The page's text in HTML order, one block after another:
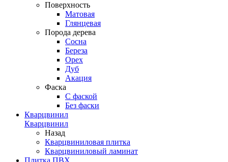
Поверхность
Матовая
Глянцевая
Порода дерева
Сосна
Береза
Орех
Дуб
Акация
Фаска
С фаской
Без фаски
Кварцвинил
Кварцвинил
Назад
Кварцвиниловая плитка
Кварцвиниловый ламинат
Плитка ПВХ